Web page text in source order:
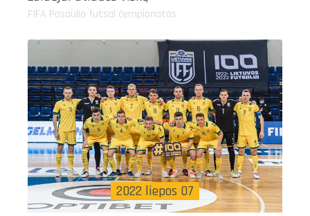
FIFA Pasaulio futsal čempionatas
2022 liepos 07